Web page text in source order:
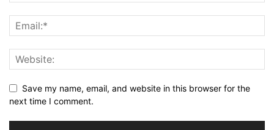
Save my name, email, and website in this browser for the
next time I comment.